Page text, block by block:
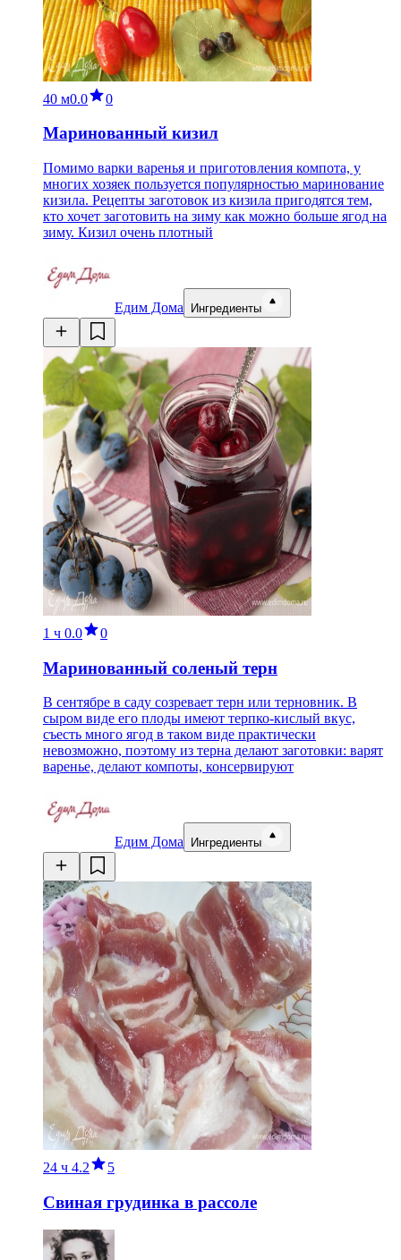
40 м0.0 0
Маринованный кизил
Помимо варки варенья и приготовления компота, у
многих хозяек пользуется популярностью маринование
кизила. Рецепты заготовок из кизила пригодятся тем,
кто хочет заготовить на зиму как можно больше ягод на
зиму. Кизил очень плотный
Едим Дома Ингредиенты
1 ч 0.0 0
Маринованный соленый терн
В сентябре в саду созревает терн или терновник. В
сыром виде его плоды имеют терпко-кислый вкус,
съесть много ягод в таком виде практически
невозможно, поэтому из терна делают заготовки: варят
варенье, делают компоты, консервируют
Едим Дома Ингредиенты
24 ч 4.2 5
Свиная грудинка в рассоле